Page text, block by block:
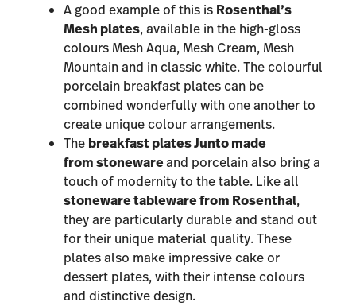
A good example of this is Rosenthal’s
Mesh plates, available in the high-gloss
colours Mesh Aqua, Mesh Cream, Mesh
Mountainand in classic white. The colourful
porcelain breakfast plates can be
combined wonderfully with one another to
create unique colour arrangements.
The breakfast platesJuntomade
from stonewareand porcelain also bring a
touch of modernity to the table. Like all
stoneware tableware from Rosenthal,
they are particularly durable and stand out
for their unique material quality. These
plates also make impressive cake or
dessert plates, with their intense colours
and distinctive design.